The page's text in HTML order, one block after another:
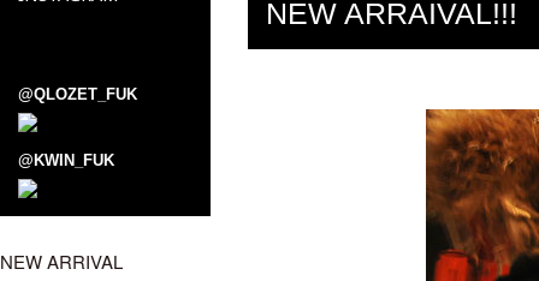
NEW ARRAIVAL!!!
@QLOZET_FUK
@KWIN_FUK
NEW ARRIVAL